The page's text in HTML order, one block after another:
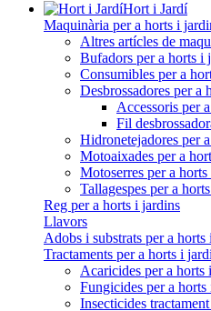
Hort i Jardí
Maquinària per a horts i
Altres artícles de
Bufadors per a horts i
Consumibles per a
Desbrossadores per a
Accessoris per
Fil
Hidronetejadores per
Motoaixades per a
Motoserres per a
Tallagespes per a
Reg per a horts i jardins
Llavors
Adobs i substrats per a horts
Tractaments per a horts i
Acaricides per a horts
Fungicides per a horts
Insecticides